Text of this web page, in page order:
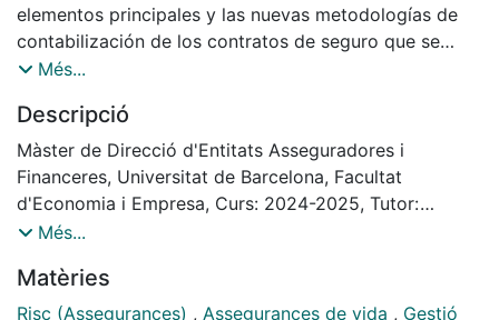
elementos principales y las nuevas metodologías de
contabilización de los contratos de seguro que se
introducen con la norma internacional IFRS17.
de Pérdidas y Ganancias de estas modificaciones
describiendo las nuevas partidas que la componen y la
aplicación de la norma por parte de las compañías
aseguradoras a nivel internacional que en los
ejercicios 2023 y 2024 ya han presentado sus cuentas
compañías aseguradoras españolas que ya la han
aplicado. El trabajo expone dos casos del cálculo del
Més...
Descripció
Màster de Direcció d'Entitats Asseguradores i
Financeres, Universitat de Barcelona, Facultat
d'Economia i Empresa, Curs: 2024-2025, Tutor:
Eduardo Serrano Rueda
Més...
Matèries
Risc (Assegurances) , Assegurances de vida , Gestió